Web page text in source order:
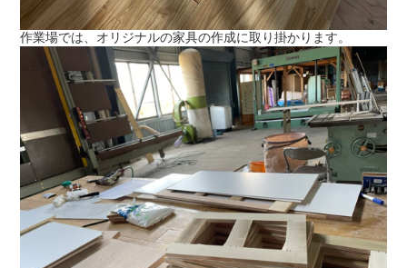
作業場では、オリジナルの家具の作成に取り掛かります。